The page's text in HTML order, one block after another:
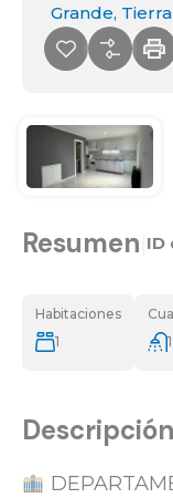
Grande,
Resumen ID
Habitaciones
1
1
Descripción